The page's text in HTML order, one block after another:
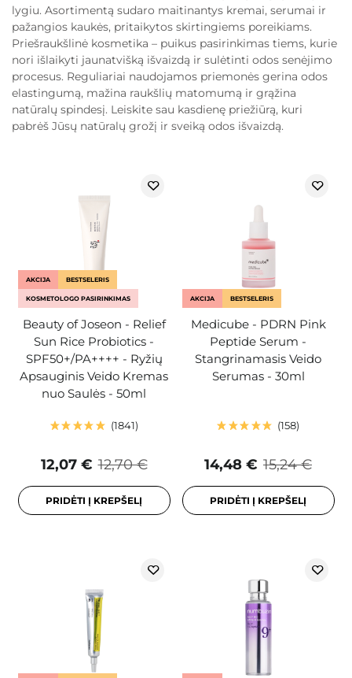
lygiu. Asortimentą sudaro maitinantys kremai, serumai ir
pažangios kaukės, pritaikytos skirtingiems poreikiams.
Priešraukšlinė kosmetika – puikus pasirinkimas tiems, kurie
nori išlaikyti jaunatvišką išvaizdą ir sulėtinti odos senėjimo
procesus. Reguliariai naudojamos priemonės gerina odos
elastingumą, mažina raukšlių matomumą ir grąžina
natūralų spindesį. Leiskite sau kasdienę priežiūrą, kuri
pabrėš Jūsų natūralų grožį ir sveiką odos išvaizdą.
AKCIJA BESTSELERIS
KOSMETOLOGO PASIRINKIMAS
Beauty of Joseon - Relief
Sun Rice Probiotics -
SPF50+/PA++++ - Ryžių
Apsauginis Veido Kremas
nuo Saulės - 50ml
1841
12,70 €
12,07 €
PRIDĖTI Į KREPŠELĮ
AKCIJA BESTSELERIS
Medicube - PDRN Pink
Peptide Serum -
Stangrinamasis Veido
Serumas - 30ml
158
15,24 €
14,48 €
PRIDĖTI Į KREPŠELĮ